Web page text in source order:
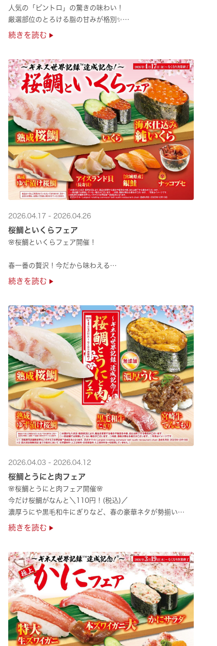
人気の「ビントロ」の驚きの味わい！
厳選部位のとろける脂の甘みが格別✨
極上の味覚を是非くら寿司でご堪能ください♪
続きを読む
2026.04.17 - 2026.04.26
桜鯛といくらフェア
🌸桜鯛といくらフェア開催！
春一番の贅沢！今だから味わえる
旬の旨さの熟成🌸桜鯛と
是非お越しください✨
続きを読む
2026.04.03 - 2026.04.12
桜鯛とうにと肉フェア
🌸桜鯛とうにと肉フェア開催🌸
今だけ桜鯛がなんと＼110円！(税込)／
濃厚うにや黒毛和牛にぎりなど、春の豪華ネタが勢揃い
是非お越しください✨
続きを読む